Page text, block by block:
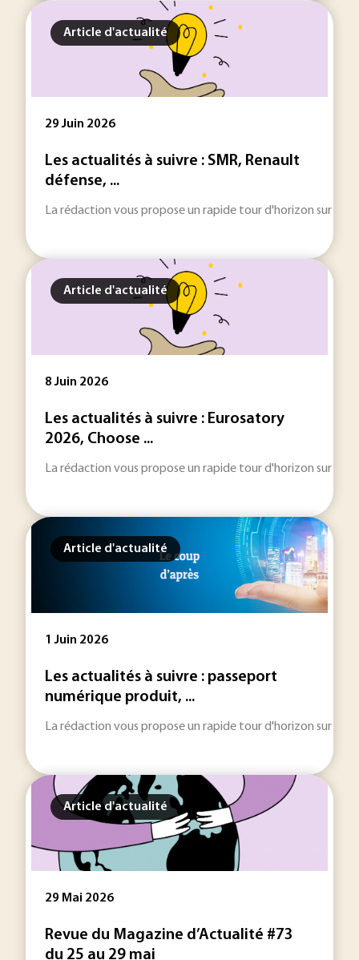
Article d'actualité
29 Juin 2026
Les actualités à suivre : SMR, Renault
défense, ...
La rédaction vous propose un rapide tour d'horizon sur les
Article d'actualité
8 Juin 2026
Les actualités à suivre : Eurosatory
2026, Choose ...
La rédaction vous propose un rapide tour d'horizon sur les
Article d'actualité
1 Juin 2026
Les actualités à suivre : passeport
numérique produit, ...
La rédaction vous propose un rapide tour d'horizon sur les
Article d'actualité
29 Mai 2026
Revue du Magazine d’Actualité #73
du 25 au 29 mai